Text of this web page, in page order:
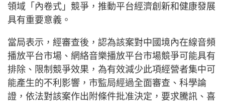
領域「內卷式」競爭，推動平台經濟創新和健康發展
具有重要意義。
當局表示，經審查後，認為該案對中國境內在線音頻
播放平台市場、網絡音樂播放平台市場競爭可能具有
排除、限制競爭效果，為有效減少此項經營者集中可
能產生的不利影響，市監局經過全面審查、科學論
證，依法對該案作出附條件批准決定，要求騰訊、喜